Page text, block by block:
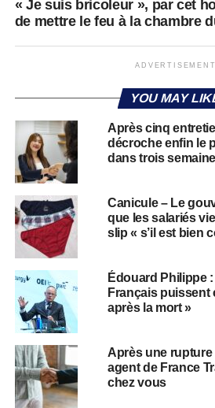
« Je suis bricoleur », par cet
de mettre le feu à la chambre
ADVERTISEMENT
YOU MAY
Après cinq
décroche enfin le
dans trois
Canicule – Le
que les salariés
slip « s’il est bien
Édouard Philippe
Français puissent
après la mort »
Après une
agent de France
chez vous